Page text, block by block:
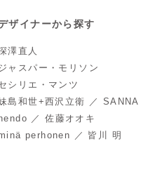
ザイナーから探す
澤直人
ャスパー・モリソン
シリエ・マンツ
島和世+西沢立衛 ／ SANNA
／ 佐藤オオキ
perhonen ／ 皆川 明